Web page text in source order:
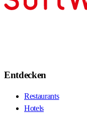
Entdecken
Restaurants
Hotels